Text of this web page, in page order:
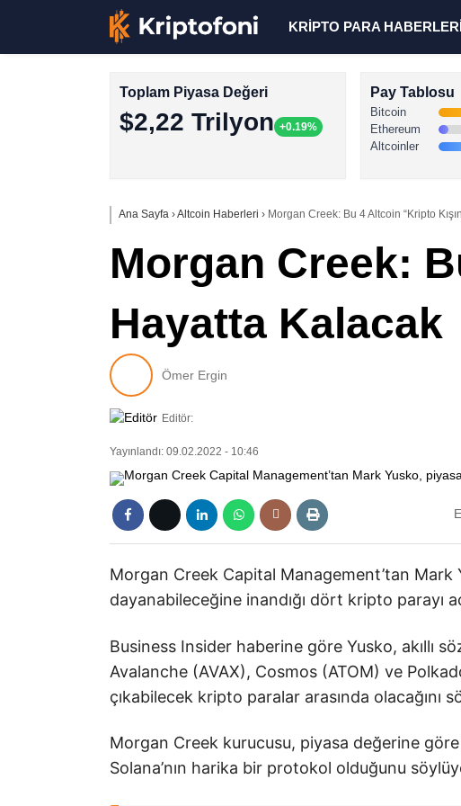
KRİPTO PARA
Toplam Piyasa Değeri
$2,22 Trilyon +0.19%
Pay Tablosu
Bitcoin
Ethereum
Altcoinler
Ana Sayfa ›Altcoin Haberleri › Morgan Creek: Bu 4 Altcoin “Kripto
Morgan Creek:
Hayatta Kalacak
Ömer Ergin
Editör:
Yayınlandı: 09.02.2022 - 10:46
Morgan Creek Capital Management’tan
dayanabileceğine inandığı dört kripto parayı
Business Insider haberine göre Yusko, akıllı
Avalanche (AVAX), Cosmos (ATOM) ve
çıkabilecek kripto paralar arasında olacağını
Morgan Creek kurucusu, piyasa değerine
Solana’nın harika bir protokol olduğunu